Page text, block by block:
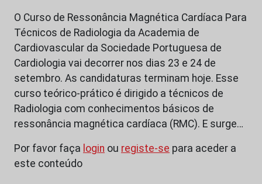
O Curso de Ressonância Magnética Cardíaca Para
Técnicos de Radiologia da Academia de
Cardiovascular da Sociedade Portuguesa de
Cardiologia vai decorrer nos dias 23 e 24 de
setembro. As candidaturas terminam hoje. Esse
curso teórico-prático é dirigido a técnicos de
Radiologia com conhecimentos básicos de
ressonância magnética cardíaca (RMC). E surge…
Por favor faça login ou registe-se para aceder a
este conteúdo